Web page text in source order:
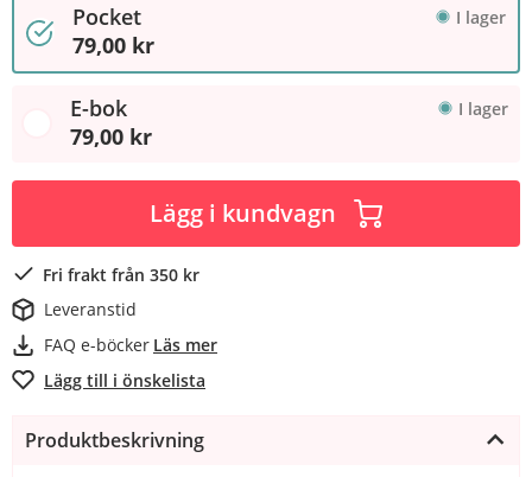
Pocket I lager
79,00 kr
E-bok I lager
79,00 kr
Lägg i kundvagn
Fri frakt från 350 kr
Leveranstid
FAQ e-böcker Läs mer
Lägg till i önskelista
Produktbeskrivning